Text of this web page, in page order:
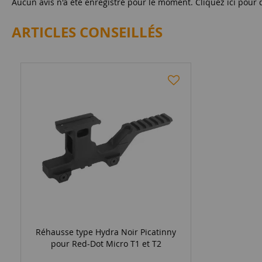
ARTICLES CONSEILLÉS
Réhausse type Hydra Noir Picatinny
pour Red-Dot Micro T1 et T2